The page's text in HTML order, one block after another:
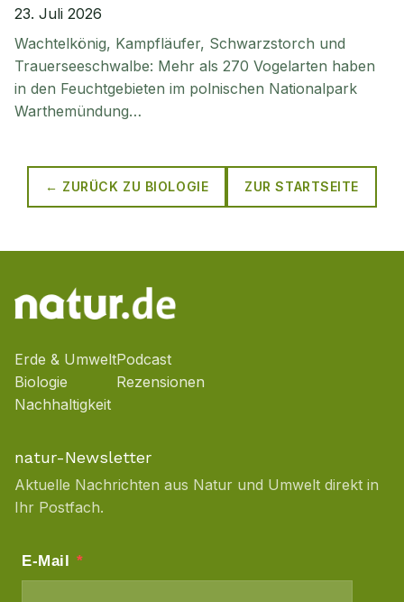
23. Juli 2026
Wachtelkönig, Kampfläufer, Schwarzstorch und
Trauerseeschwalbe: Mehr als 270 Vogelarten haben
in den Feuchtgebieten im polnischen Nationalpark
Warthemündung…
← ZURÜCK ZU BIOLOGIE ZUR STARTSEITE
Erde & Umwelt
Biologie
Nachhaltigkeit
Podcast
Rezensionen
natur-Newsletter
Aktuelle Nachrichten aus Natur und Umwelt direkt in
Ihr Postfach.